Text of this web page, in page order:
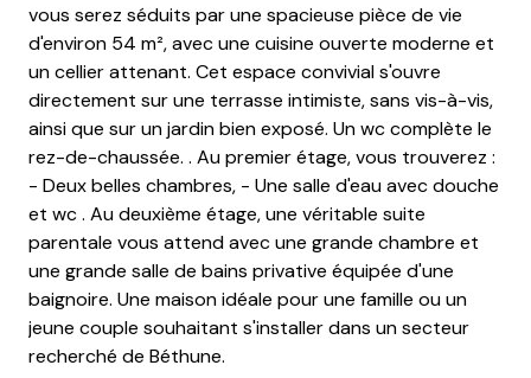
vous serez séduits par une spacieuse pièce de vie
d'environ 54 m², avec une cuisine ouverte moderne et
un cellier attenant. Cet espace convivial s'ouvre
directement sur une terrasse intimiste, sans vis-à-vis,
ainsi que sur un jardin bien exposé. Un wc complète le
rez-de-chaussée. . Au premier étage, vous trouverez :
- Deux belles chambres, - Une salle d'eau avec douche
et wc . Au deuxième étage, une véritable suite
parentale vous attend avec une grande chambre et
une grande salle de bains privative équipée d'une
baignoire. Une maison idéale pour une famille ou un
jeune couple souhaitant s'installer dans un secteur
recherché de Béthune.